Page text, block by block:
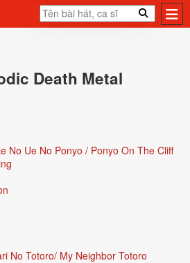
Death Metal
No Ue No Ponyo / Ponyo On The Cliff
No Totoro/ My Neighbor Totoro